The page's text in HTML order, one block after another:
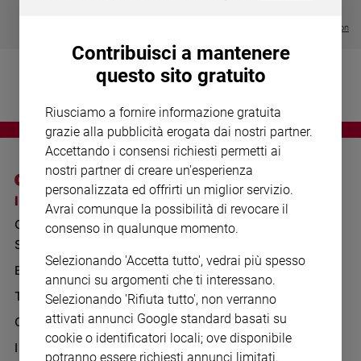
Devozione
fede
giorno
Santo
del
Società
e
valori
Visualizza tutte le collection
I SITI SAN PAOLO
GRUPPO EDITORIALE
SAN PAOLO
BENESSERE
TELENOVA
GAZZETTA D'ALBA
IL GIORNALINO
NOTE LEGALI
PRIVACY POLICY
WHISTLEBLOWING
SOCIAL
Contribuisci a mantenere
questo sito gratuito
Riusciamo a fornire informazione gratuita
grazie alla pubblicità erogata dai nostri partner.
Accettando i consensi richiesti permetti ai
nostri partner di creare un'esperienza
personalizzata ed offrirti un miglior servizio.
Avrai comunque la possibilità di revocare il
consenso in qualunque momento.
Selezionando 'Accetta tutto', vedrai più spesso
annunci su argomenti che ti interessano.
Selezionando 'Rifiuta tutto', non verranno
attivati annunci Google standard basati su
cookie o identificatori locali; ove disponibile
potranno essere richiesti annunci limitati.